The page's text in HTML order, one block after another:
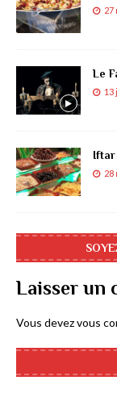
27
Le
13
Iftar
28
Laisser un
Vous devezvous